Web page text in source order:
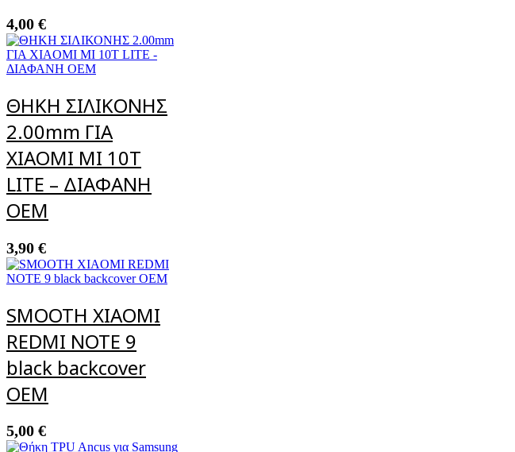
4,00 €
ΘΗΚΗ ΣΙΛΙΚΟΝΗΣ
2.00mm ΓΙΑ
XIAOMI MI 10T
LITE – ΔΙΑΦΑΝΗ
OEM
3,90 €
SMOOTH XIAOMI
REDMI NOTE 9
black backcover
OEM
5,00 €